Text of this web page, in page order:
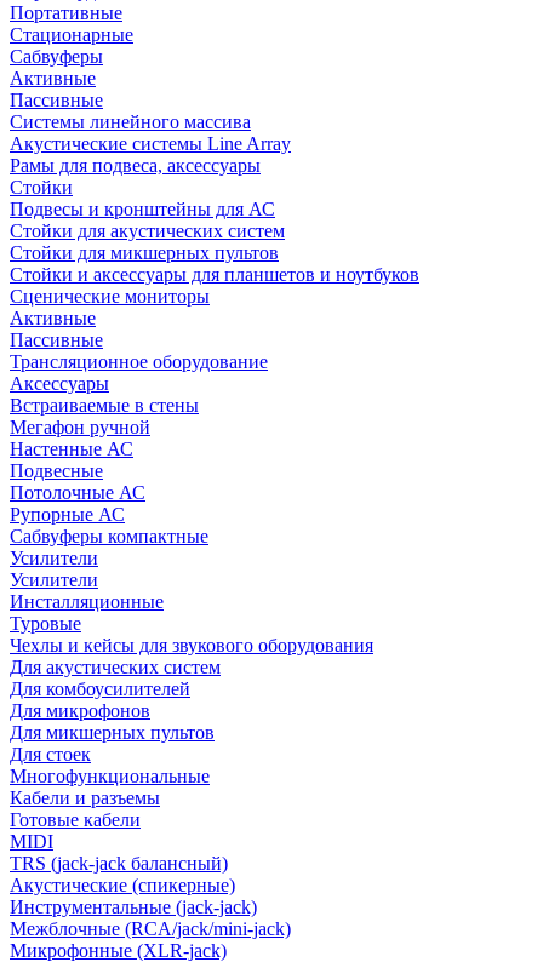
Портативные
Стационарные
Сабвуферы
Активные
Пассивные
Системы линейного массива
Акустические системы Line Array
Рамы для подвеса, аксессуары
Стойки
Подвесы и кронштейны для АС
Стойки для акустических систем
Стойки для микшерных пультов
Стойки и аксессуары для планшетов и ноутбуков
Сценические мониторы
Активные
Пассивные
Трансляционное оборудование
Аксессуары
Встраиваемые в стены
Мегафон ручной
Настенные АС
Подвесные
Потолочные АС
Рупорные АС
Сабвуферы компактные
Усилители
Усилители
Инсталляционные
Туровые
Чехлы и кейсы для звукового оборудования
Для акустических систем
Для комбоусилителей
Для микрофонов
Для микшерных пультов
Для стоек
Многофункциональные
Кабели и разъемы
Готовые кабели
MIDI
TRS (jack-jack балансный)
Акустические (спикерные)
Инструментальные (jack-jack)
Межблочные (RCA/jack/mini-jack)
Микрофонные (XLR-jack)